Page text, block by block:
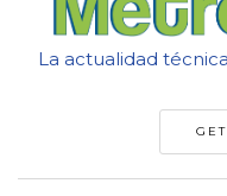
La actualidad